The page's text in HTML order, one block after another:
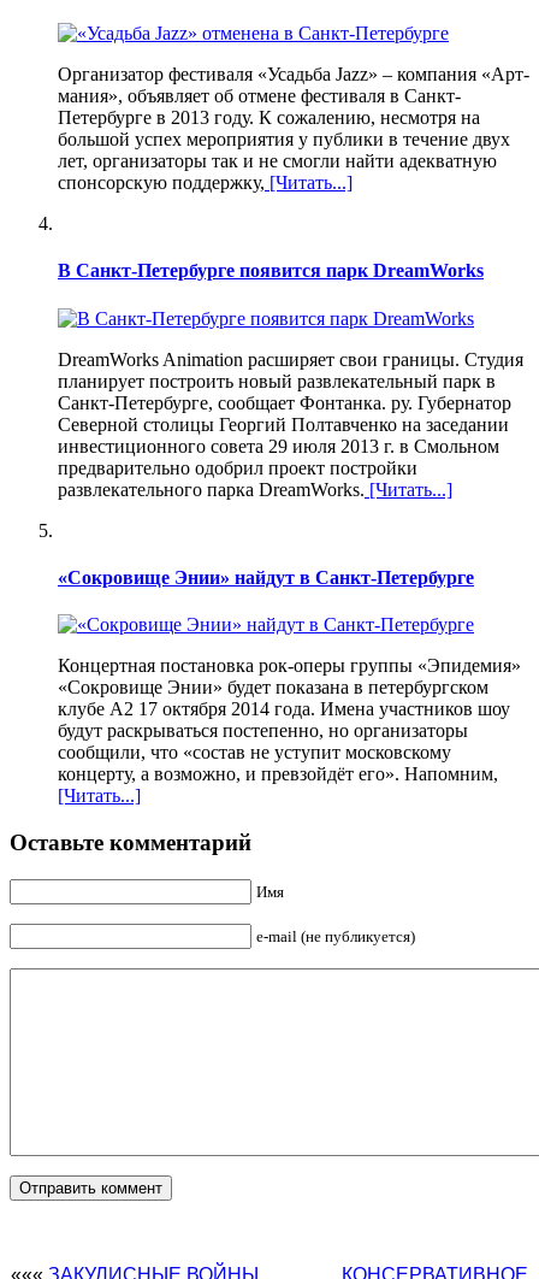
Организатор фестиваля «Усадьба Jazz» – компания «Арт-
мания», объявляет об отмене фестиваля в Санкт-
Петербурге в 2013 году. К сожалению, несмотря на
большой успех мероприятия у публики в течение двух
лет, организаторы так и не смогли найти адекватную
спонсорскую поддержку, [Читать...]
В Санкт-Петербурге появится парк DreamWorks
DreamWorks Animation расширяет свои границы. Студия
планирует построить новый развлекательный парк в
Санкт-Петербурге, сообщает Фонтанка. ру. Губернатор
Северной столицы Георгий Полтавченко на заседании
инвестиционного совета 29 июля 2013 г. в Смольном
предварительно одобрил проект постройки
развлекательного парка DreamWorks. [Читать...]
«Сокровище Энии» найдут в Санкт-Петербурге
Концертная постановка рок-оперы группы «Эпидемия»
«Сокровище Энии» будет показана в петербургском
клубе А2 17 октября 2014 года. Имена участников шоу
будут раскрываться постепенно, но организаторы
сообщили, что «состав не уступит московскому
концерту, а возможно, и превзойдёт его». Напомним,
[Читать...]
Оставьте комментарий
Имя
e-mail (не публикуется)
««« ЗАКУЛИСНЫЕ ВОЙНЫ
КОНСЕРВАТИВНОЕ